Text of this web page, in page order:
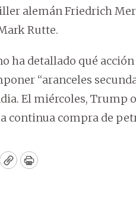
alemán Friedrich
Rutte.
ha detallado qué
“aranceles
El miércoles, Trump
continua compra de
CopyPrint